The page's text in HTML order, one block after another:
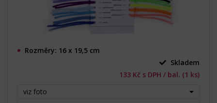
Rozměry: 16 x 19,5 cm
Skladem
133 Kč s DPH / bal. (1 ks)
viz foto